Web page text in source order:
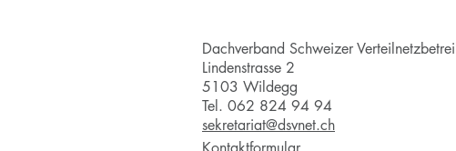
Dachverband Schweizer
Lindenstrasse 2
5103 Wildegg
Tel. 062 824 94 94
sekretariat@dsvnet.ch